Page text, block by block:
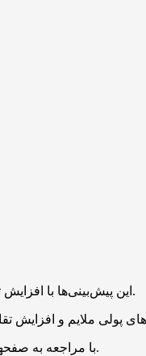
این پیش‌بینی‌ها با افزایش تعامل جامعه و امید به بهبود روند بازار در کنار احتمال کاهش نرخ بهره توسط فدرال رزرو، همراه است.
با مراجعه به صفحهقیمت آنلاین ارزهای دیجیتالمی‌توانید قیمت همه توکن‌ها و رمزارزها را به صورت لحظه‌ای مشاهده کنید.